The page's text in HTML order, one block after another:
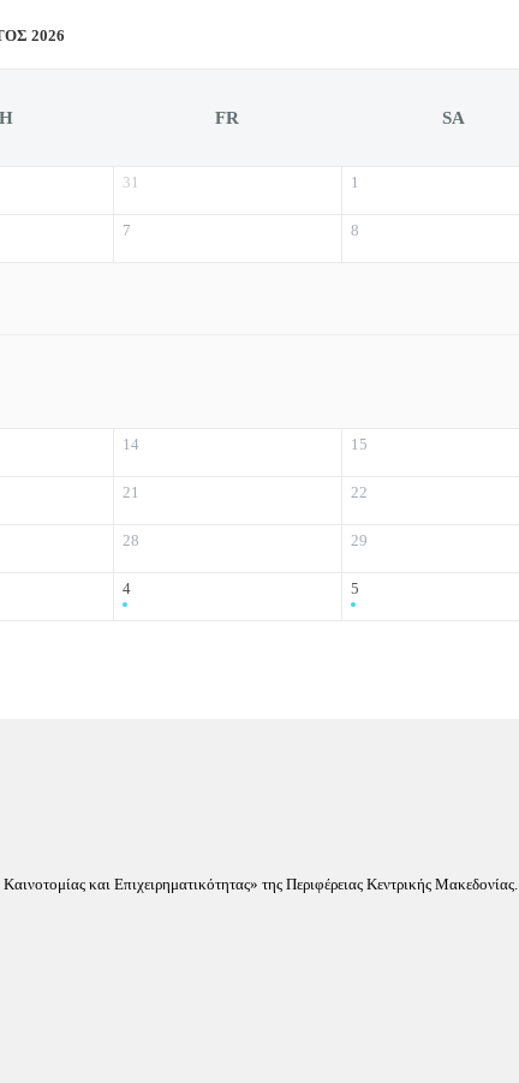
2026
FR SA
31 1
7 8
14 15
21 22
28 29
4 5
και Επιχειρηματικότητας» της Περιφέρειας Κεντρικής Μακεδονίας.